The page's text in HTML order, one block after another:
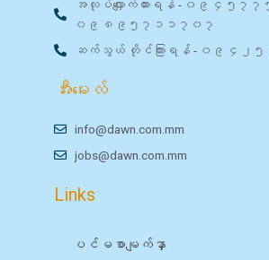
အလုပ်လျှောက်ထားရန် - ၀၉ ၄၅
၀၉ ၈၉၅၇၁၁၇၀၇
ဆက်သွယ် တိုင်ကြားရန် - ၀၉ ၄၂
အီးမေးလ်
info@dawn.com.mm
jobs@dawn.com.mm
Links
ပင်မစာမျက်နှာ